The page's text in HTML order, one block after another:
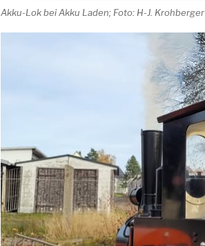
Akku-Lok bei Akku Laden; Foto: H-J. Krohberger